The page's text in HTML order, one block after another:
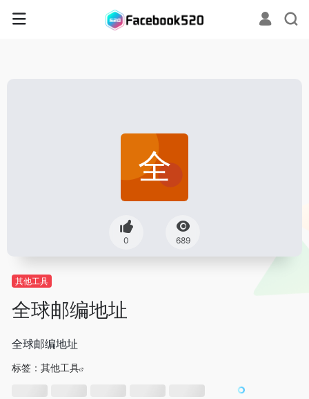
0 689
其他工具
全球邮编地址
全球邮编地址
标签： 其他工具